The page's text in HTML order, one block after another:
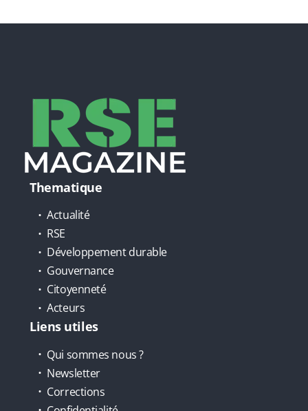
Thematique
Actualité
RSE
Développement durable
Gouvernance
Citoyenneté
Acteurs
Liens utiles
Qui sommes nous ?
Newsletter
Corrections